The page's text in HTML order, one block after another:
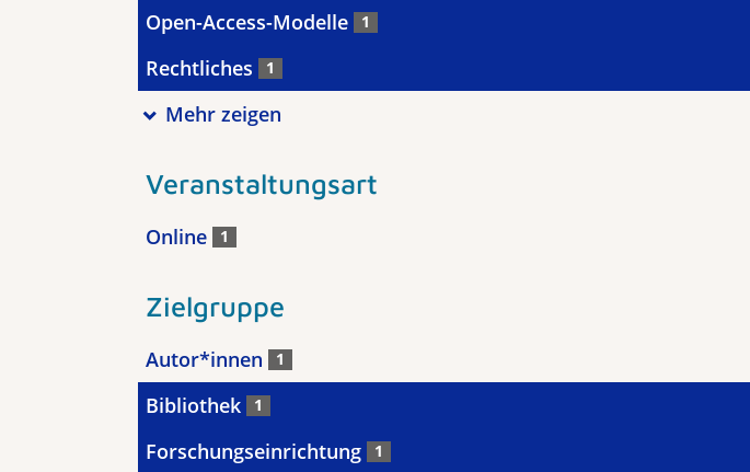
Open-Access-Modelle 1
Rechtliches 1
Mehr zeigen
Veranstaltungsart
Online 1
Zielgruppe
Autor*innen 1
Bibliothek 1
Forschungseinrichtung 1